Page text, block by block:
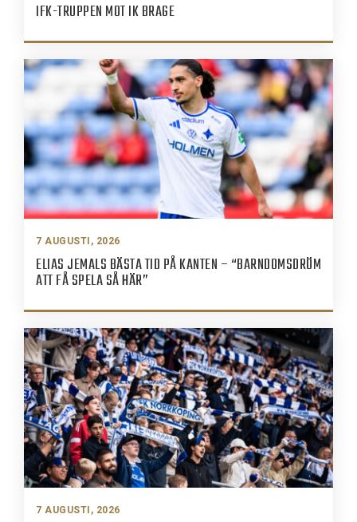
IFK-TRUPPEN MOT IK BRAGE
7 AUGUSTI, 2026
ELIAS JEMALS BÄSTA TID PÅ KANTEN – “BARNDOMSDRÖM
ATT FÅ SPELA SÅ HÄR”
7 AUGUSTI, 2026